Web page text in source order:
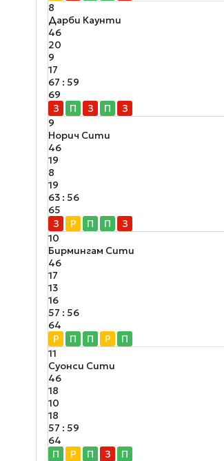
8
Дарби Каунти
46
20
9
17
67 : 59
69
З
П З П
З
9
Норич Сити
46
19
8
19
63 : 56
65
З
Р П П
З
10
Бирмингам Сити
46
17
13
16
57 : 56
64
Р
П П Р
П
11
Суонси Сити
46
18
10
18
57 : 59
64
П
Р П З
П